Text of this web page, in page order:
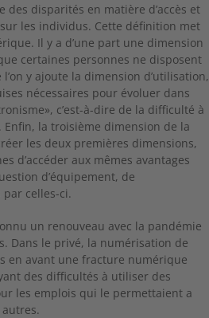
disparités en matière d’accès et
les individus. Cette définition met
Il y a d’une part une dimension
certaines personnes ne disposent
y ajoute la dimension d’utilisation,
nécessaires pour évoluer dans
c’est-à-dire de la difficulté à
la troisième dimension de la
les deux premières dimensions,
d’accéder aux mêmes avantages
d’équipement, de
celles-ci.
un renouveau avec la pandémie
Dans le privé, la numérisation de
en avant une fracture numérique
des difficultés à utiliser des
les emplois qui le permettaient a